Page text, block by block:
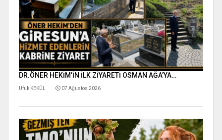
DR.ÖNER HEKİM’İN İLK ZİYARETİ OSMAN AĞA’YA…
Ufuk KEKÜL 07 Ağustos 2026